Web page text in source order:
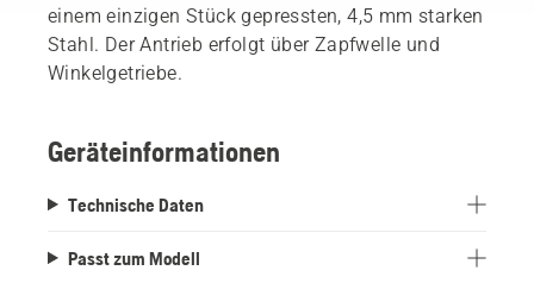
einem einzigen Stück gepressten, 4,5 mm starken
Stahl. Der Antrieb erfolgt über Zapfwelle und
Winkelgetriebe.
Geräteinformationen
Technische Daten
Passt zum Modell